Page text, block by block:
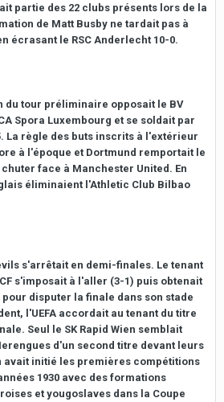
partie des 22 clubs présents lors de la
de Matt Busby ne tardait pas à
écrasant le RSC Anderlecht 10-0.
du tour préliminaire opposait le BV
Spora Luxembourg et se soldait par
La règle des buts inscrits à l'extérieur
à l'époque et Dortmund remportait le
face à Manchester United. En
éliminaient l'Athletic Club Bilbao
s'arrêtait en demi-finales. Le tenant
s'imposait à l'aller (3-1) puis obtenait
disputer la finale dans son stade
l'UEFA accordait au tenant du titre
Seul le SK Rapid Wien semblait
d'un second titre devant leurs
avait initié les premières compétitions
1930 avec des formations
et yougoslaves dans la Coupe